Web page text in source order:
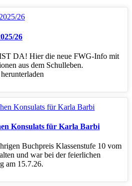
26
DA! Hier die neue FWG-Info mit
aus dem Schulleben.
Konsulats für Karla Barbi
Buchpreis Klassenstufe 10 vom
und war bei der feierlichen
am 15.7.26.